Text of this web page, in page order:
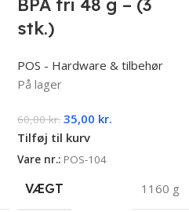
BPA fri 48 g – (3
stk.)
POS - Hardware & tilbehør
På lager
60,00kr. 35,00 kr.
Tilføj til kurv
Vare nr.: POS-104
VÆGT 1160 g